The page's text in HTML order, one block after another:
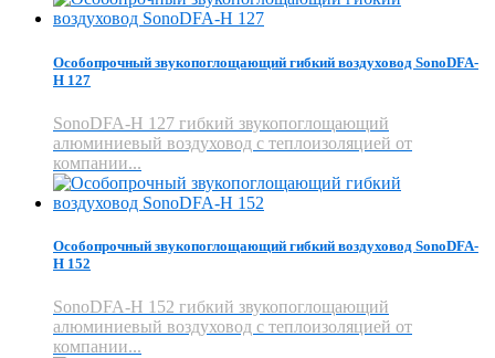
Особопрочный звукопоглощающий гибкий воздуховод SonoDFA-
H 127
SonoDFA-H 127 гибкий звукопоглощающий
алюминиевый воздуховод с теплоизоляцией от
компании...
Особопрочный звукопоглощающий гибкий воздуховод SonoDFA-
H 152
SonoDFA-H 152 гибкий звукопоглощающий
алюминиевый воздуховод с теплоизоляцией от
компании...